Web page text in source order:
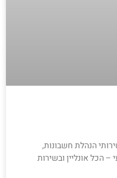
הנהלת חשבונות,
– הכל אונליין ובשירות